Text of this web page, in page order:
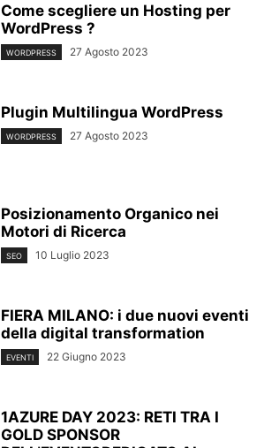
Come scegliere un Hosting per
WordPress ?
WORDPRESS 27 Agosto 2023
Plugin Multilingua WordPress
WORDPRESS 27 Agosto 2023
Posizionamento Organico nei
Motori di Ricerca
SEO 10 Luglio 2023
FIERA MILANO: i due nuovi eventi
della digital transformation
EVENTI 22 Giugno 2023
1AZURE DAY 2023: RETI TRA I
GOLD SPONSOR